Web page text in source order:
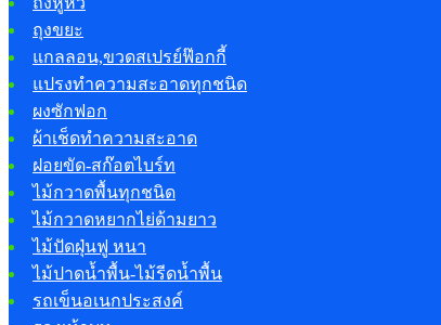
ถุงขยะ
แกลลอน,ขวดสเปรย์ฟ๊อกกี้
แปรงทำความสะอาดทุกชนิด
ผงซักฟอก
ผ้าเช็ดทำความสะอาด
ฝอยขัด-สก๊อตไบร์ท
ไม้กวาดพื้นทุกชนิด
ไม้กวาดหยากไย่ด้ามยาว
ไม้ปัดฝุ่นฟู หนา
ไม้ปาดน้ำพื้น-ไม้รีดน้ำพื้น
รถเข็นอเนกประสงค์